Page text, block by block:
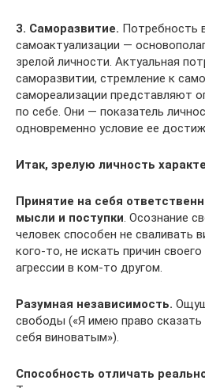
3. Саморазвитие. Потребность
самоактуализации —
зрелой личности. Актуальная
саморазвитии, стремление к
самореализации представляют
по себе. Они — показатель
одновременно условие ее
Итак, зрелую личность
Принятие на себя
мысли и поступки. Осознание
человек способен не сваливать
кого-то, не искать причин
агрессии в ком-то другом.
Разумная независимость.
свободы («Я имею право сказать
себя виноватым»).
Способность отличать